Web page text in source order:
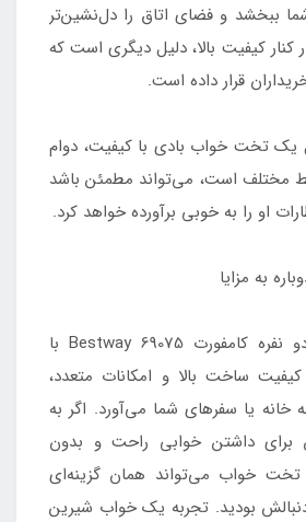
ببخشد و فضای اتاق را دل‌نشین‌تر
کیفیت بالا، دلیل دیگری است که
قرار داده است.
یک تخت خواب بادی با کیفیت، دوام
مختلف است، می‌تواند مطمئن باشد
او را به خوبی برآورده خواهد کرد.
به مزایا
تخت خواب بادی دو نفره کامفورت Bestway 69075 با
ساخت بالا و امکانات متعدد،
خانه یا سفرهای شما می‌آورد. اگر به
برای داشتن خوابی راحت و بدون
تخت خواب می‌تواند همان گزینه‌ای
بودید. تجربه یک خواب شیرین